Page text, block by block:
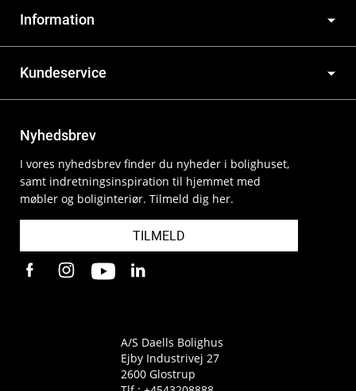
Information
Kundeservice
Nyhedsbrev
I vores nyhedsbrev finder du nyheder i bolighuset,
samt indretningsinspiration til hjemmet med
møbler og boliginteriør. Tilmeld dig her.
TILMELD
A/S Daells Bolighus
Ejby Industrivej 27
2600 Glostrup